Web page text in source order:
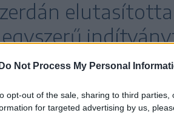
Do Not Process My Personal
opt-out of the sale, sharing to third
for targeted advertising by us,
mellette, 161-en
15 törvényhozó